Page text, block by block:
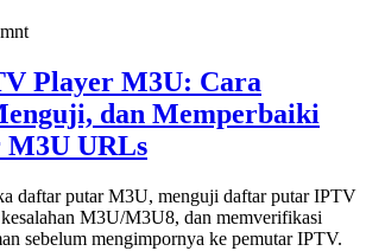
Player M3U: Cara
dan Memperbaiki
URLs
daftar putar M3U, menguji daftar putar IPTV
M3U/M3U8, dan memverifikasi
sebelum mengimpornya ke pemutar IPTV.